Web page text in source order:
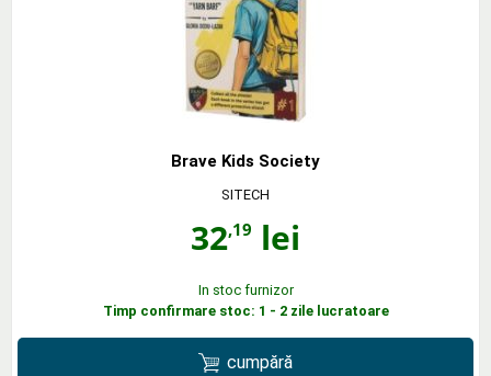
Brave Kids Society
SITECH
32,19 lei
In stoc furnizor
Timp confirmare stoc: 1 - 2 zile lucratoare
cumpără